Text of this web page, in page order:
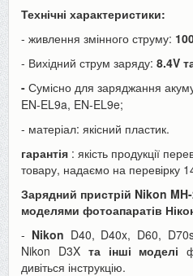
Технічні характеристики:
- живлення змінного струму:
- Вихідний струм заряду: 8.4V
- Сумісно для заряджання
EN-EL9a, EN-EL9e;
- матеріал: якісний пластик.
гарантія : якість продукції
товару, надаємо на перевірку
Зарядний пристрій Nikon
моделями фотоапаратів
- Nikon D40, D40x, D60,
Nikon D3X та інші моделі
дивіться інструкцію.